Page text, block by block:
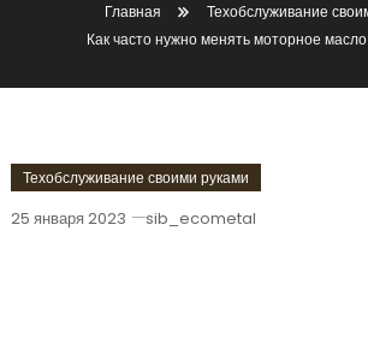
Главная
Техобслуживание
Как часто нужно менять моторное
Техобслуживание своими руками
25 января 2023 sib_ecometal